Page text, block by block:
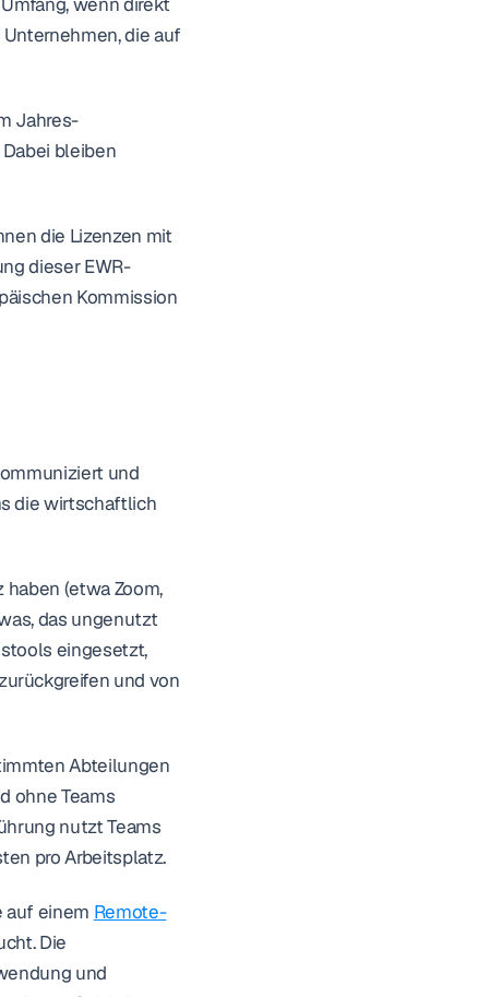
die auf
Jahres-
bleiben
die Lizenzen mit
dieser EWR-
Kommission
und
die wirtschaftlich
(etwa Zoom,
das ungenutzt
eingesetzt,
und von
Abteilungen
ohne Teams
nutzt Teams
pro Arbeitsplatz.
auf einem Remote-
Die
und